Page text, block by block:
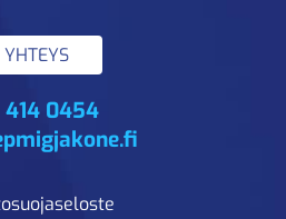
YHTEYS
414 0454